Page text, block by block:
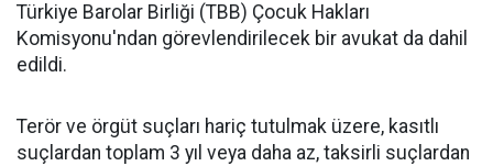
Türkiye Barolar Birliği (TBB) Çocuk Hakları
Komisyonu'ndan görevlendirilecek bir avukat da dahil
edildi.
Terör ve örgüt suçları hariç tutulmak üzere, kasıtlı
suçlardan toplam 3 yıl veya daha az, taksirli suçlardan